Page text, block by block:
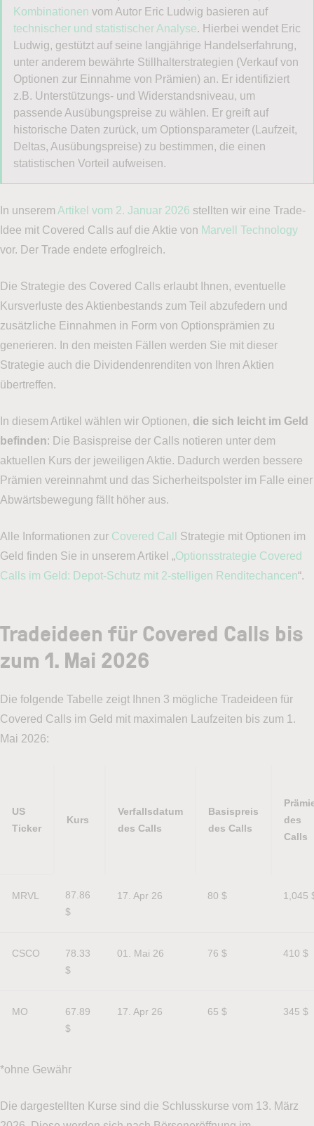
Kombinationen vom Autor Eric Ludwig basieren auf
technischer und statistischer Analyse. Hierbei wendet Eric
Ludwig, gestützt auf seine langjährige Handelserfahrung,
unter anderem bewährte Stillhalterstrategien (Verkauf von
Optionen zur Einnahme von Prämien) an. Er identifiziert
z.B. Unterstützungs- und Widerstandsniveau, um
passende Ausübungspreise zu wählen. Er greift auf
historische Daten zurück, um Optionsparameter (Laufzeit,
Deltas, Ausübungspreise) zu bestimmen, die einen
statistischen Vorteil aufweisen.
In unserem Artikel vom 2. Januar 2026 stellten wir eine Trade-
Idee mit Covered Calls auf die Aktie von Marvell Technology
vor. Der Trade endete erfoglreich.
Die Strategie des Covered Calls erlaubt Ihnen, eventuelle
Kursverluste des Aktienbestands zum Teil abzufedern und
zusätzliche Einnahmen in Form von Optionsprämien zu
generieren. In den meisten Fällen werden Sie mit dieser
Strategie auch die Dividendenrenditen von Ihren Aktien
übertreffen.
In diesem Artikel wählen wir Optionen, die sich leicht im Geld
befinden: Die Basispreise der Calls notieren unter dem
aktuellen Kurs der jeweiligen Aktie. Dadurch werden bessere
Prämien vereinnahmt und das Sicherheitspolster im Falle einer
Abwärtsbewegung fällt höher aus.
Alle Informationen zur Covered Call
Strategie mit Optionen im
Geld finden Sie in unserem Artikel „Optionsstrategie Covered
Calls im Geld: Depot-Schutz mit 2-stelligen Renditechancen“.
Tradeideen für Covered Calls bis
zum 1. Mai 2026
Die folgende Tabelle zeigt Ihnen 3 mögliche Tradeideen für
Covered Calls im Geld mit maximalen Laufzeiten bis zum 1.
Mai 2026:
US
Ticker
Kurs
Verfallsdatum
des Calls
Basispreis
des Calls
des
Calls
Ticker
des Calls
des Calls
des
MRVL
87.86
$
17. Apr 26 80 $ 1,045
CSCO
78.33
$
01. Mai 26 76 $ 410 $
MO
67.89
$
17. Apr 26 65 $ 345 $
*ohne Gewähr
Die dargestellten Kurse sind die Schlusskurse vom 13. März